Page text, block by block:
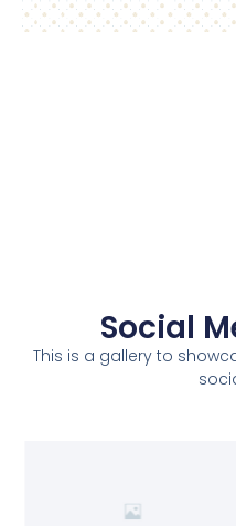
Social
This is a gallery to